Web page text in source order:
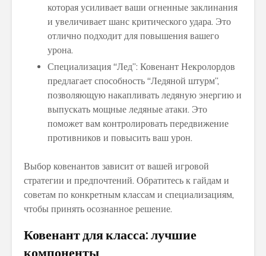
которая усиливает ваши огненные заклинания
и увеличивает шанс критического удара. Это
отлично подходит для повышения вашего
урона.
Специализация “Лед”: Ковенант Некролордов
предлагает способность “Ледяной штурм”,
позволяющую накапливать ледяную энергию и
выпускать мощные ледяные атаки. Это
поможет вам контролировать передвижение
противников и повысить ваш урон.
Выбор ковенантов зависит от вашей игровой
стратегии и предпочтений. Обратитесь к гайдам и
советам по конкретным классам и специализациям,
чтобы принять осознанное решение.
Ковенант для класса: лучшие
компоненты